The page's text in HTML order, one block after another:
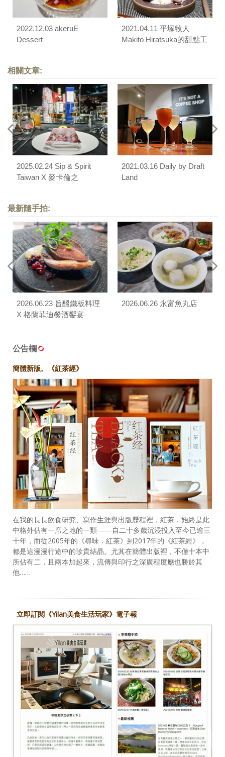
2022.12.03 akeruE
Dessert
2021.04.11 平塚牧人
Makito Hiratsuka的甜點工
相關文章:
2025.02.24 Sip & Spirit
Taiwan X 麥卡倫之
2021.03.16 Daily by Draft
Land
最新隨手拍:
2026.06.23 旨醞鐵板料理
X 格蘭菲迪餐酒饗宴
2026.06.26 永富魚丸店
公告欄
簡體新版。《紅茶經》
在我的長長飲食研究、寫作生涯與出版歷程裡，紅茶，始終是此
中格外佔有一席之地的一類——自二十多歲沉浸投入至今已逾三
十年，而從2005年的《尋味．紅茶》到2017年的《紅茶經》，
都是這漫漫行途中的珍貴結晶。尤其在簡體出版裡，不僅十本中
所佔有二，且兩本加起來，流傳與印行之深廣程度應也勝於其
他……
立即訂閱《Yilan美食生活玩家》電子報